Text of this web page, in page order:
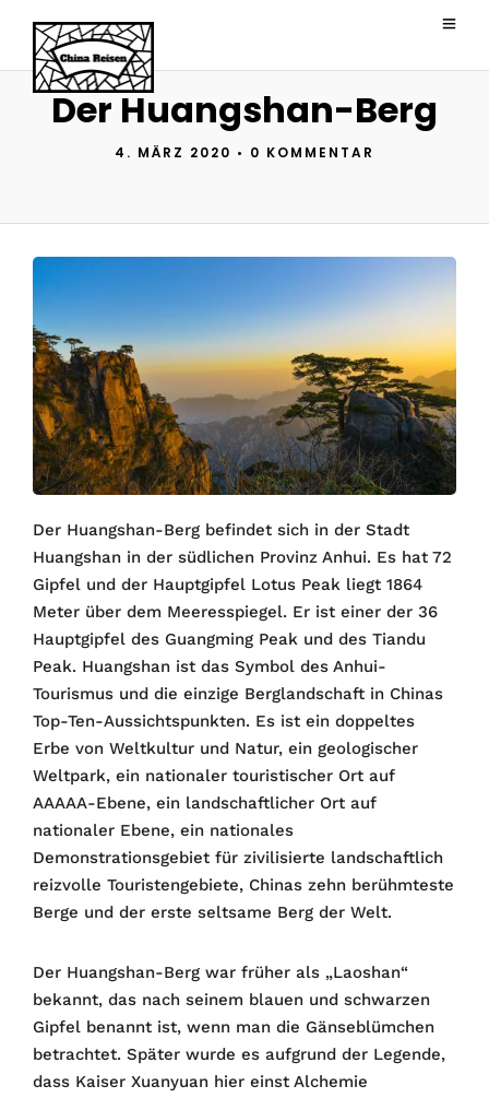
Der Huangshan-Berg
4. MÄRZ 2020 • 0 KOMMENTAR
Der Huangshan-Berg befindet sich in der Stadt
Huangshan in der südlichen Provinz Anhui. Es hat 72
Gipfel und der Hauptgipfel Lotus Peak liegt 1864
Meter über dem Meeresspiegel. Er ist einer der 36
Hauptgipfel des Guangming Peak und des Tiandu
Peak. Huangshan ist das Symbol des Anhui-
Tourismus und die einzige Berglandschaft in Chinas
Top-Ten-Aussichtspunkten. Es ist ein doppeltes
Erbe von Weltkultur und Natur, ein geologischer
Weltpark, ein nationaler touristischer Ort auf
AAAAA-Ebene, ein landschaftlicher Ort auf
nationaler Ebene, ein nationales
Demonstrationsgebiet für zivilisierte landschaftlich
reizvolle Touristengebiete, Chinas zehn berühmteste
Berge und der erste seltsame Berg der Welt.
Der Huangshan-Berg war früher als „Laoshan“
bekannt, das nach seinem blauen und schwarzen
Gipfel benannt ist, wenn man die Gänseblümchen
betrachtet. Später wurde es aufgrund der Legende,
dass Kaiser Xuanyuan hier einst Alchemie